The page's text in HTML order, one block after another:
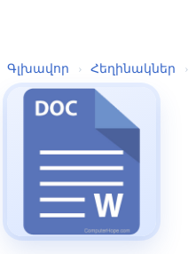
Գլխավոր › Հեղինակներ ›